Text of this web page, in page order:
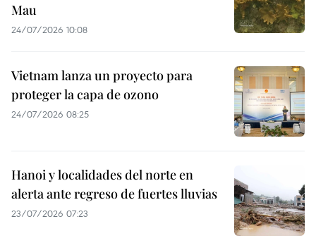
Mau
24/07/2026 10:08
Vietnam lanza un proyecto para
proteger la capa de ozono
24/07/2026 08:25
Hanoi y localidades del norte en
alerta ante regreso de fuertes lluvias
23/07/2026 07:23